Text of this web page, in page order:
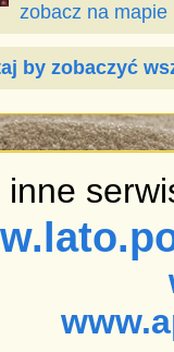
zobacz na mapie|
by zobaczyć
inne